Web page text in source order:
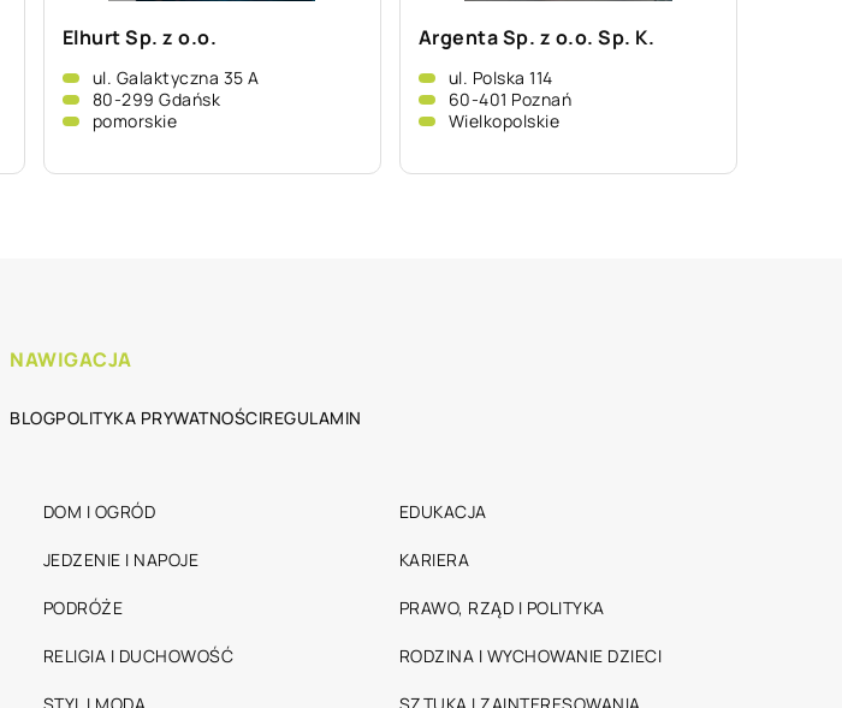
Elhurt Sp. z o.o.
ul. Galaktyczna 35 A
80-299 Gdańsk
pomorskie
Argenta Sp. z o.o. Sp. K.
ul. Polska 114
60-401 Poznań
Wielkopolskie
NAWIGACJA
BLOGPOLITYKA PRYWATNOŚCIREGULAMIN
DOM I OGRÓD EDUKACJA
JEDZENIE I NAPOJE KARIERA
PODRÓŻE PRAWO, RZĄD I POLITYKA
RELIGIA I DUCHOWOŚĆ RODZINA I WYCHOWANIE DZIECI